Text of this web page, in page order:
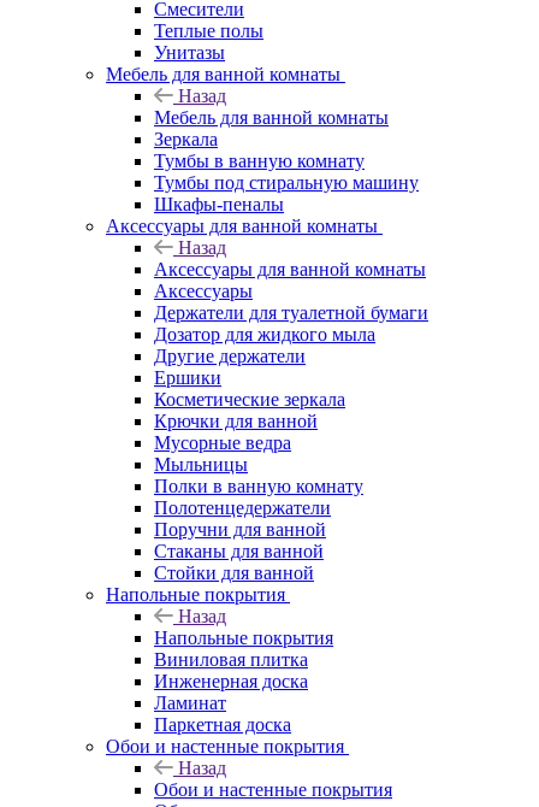
Смесители
Теплые полы
Унитазы
Мебель для ванной комнаты
Назад
Мебель для ванной комнаты
Зеркала
Тумбы в ванную комнату
Тумбы под стиральную машину
Шкафы-пеналы
Аксессуары для ванной комнаты
Назад
Аксессуары для ванной комнаты
Аксессуары
Держатели для туалетной бумаги
Дозатор для жидкого мыла
Другие держатели
Ершики
Косметические зеркала
Крючки для ванной
Мусорные ведра
Мыльницы
Полки в ванную комнату
Полотенцедержатели
Поручни для ванной
Стаканы для ванной
Стойки для ванной
Напольные покрытия
Назад
Напольные покрытия
Виниловая плитка
Инженерная доска
Ламинат
Паркетная доска
Обои и настенные покрытия
Назад
Обои и настенные покрытия